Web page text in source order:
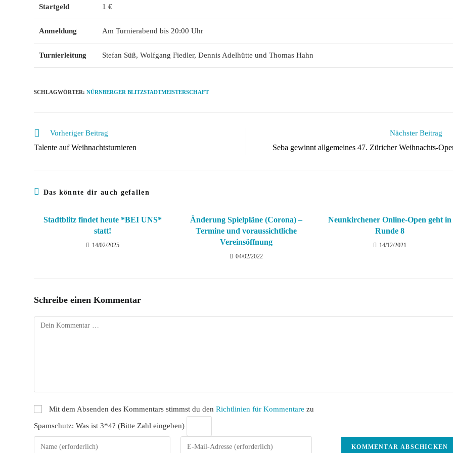
Startgeld 1 €
Anmeldung Am Turnierabend bis 20:00 Uhr
Turnierleitung Stefan Süß, Wolfgang Fiedler, Dennis Adelhütte und Thomas Hahn
SCHLAGWÖRTER:NÜRNBERGER BLITZSTADTMEISTERSCHAFT
Weitere
ansehen
Vorheriger Beitrag
Talente auf Weihnachtsturnieren
Nächster Beitrag
Seba gewinnt allgemeines 47. Züricher Weihnachts-
Das könnte dir auch gefallen
Stadtblitz findet heute *BEI UNS*
statt!
14/02/2025
Änderung Spielpläne (Corona) –
Termine und voraussichtliche
Vereinsöffnung
04/02/2022
Neunkirchener Online-Open geht in
Runde 8
14/12/2021
Schreibe einen Kommentar
Kommentar
Mit dem Absenden des Kommentars stimmst du denRichtlinien für Kommentare zu
Spamschutz: Was ist 3*4? (Bitte Zahl eingeben)
Gib
Gib